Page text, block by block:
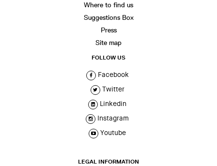
Where to find us
Suggestions Box
Press
Site map
FOLLOW US
Facebook
Twitter
Linkedin
Instagram
Youtube
LEGAL INFORMATION